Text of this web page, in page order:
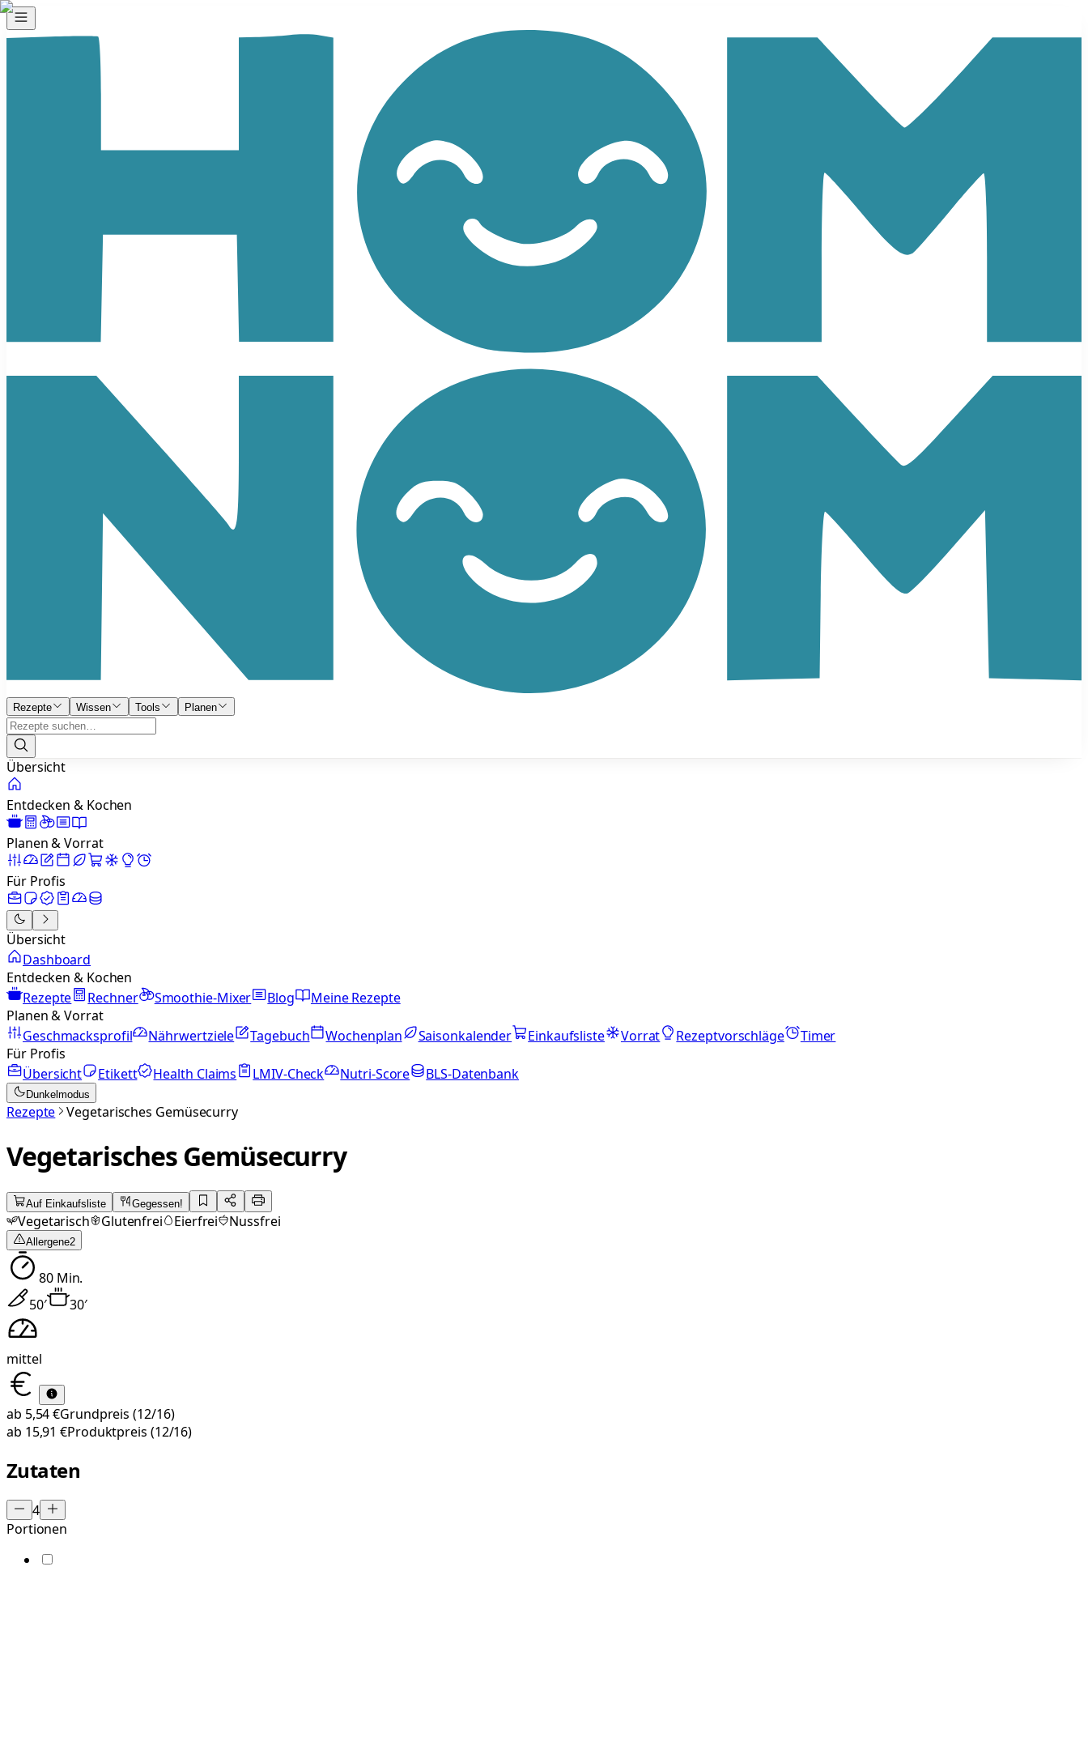
Rezepte Wissen Tools Planen
Übersicht
Entdecken & Kochen
Planen & Vorrat
Für Profis
Übersicht
Dashboard
Entdecken & Kochen
Rezepte
Rechner Smoothie-Mixer Blog
Meine Rezepte
Planen & Vorrat
Geschmacksprofil
Nährwertziele Tagebuch Wochenplan Saisonkalender Einkaufsliste Vorrat Rezeptvorschläge
Timer
Für Profis
Übersicht
Etikett Health Claims LMIV-Check Nutri-Score BLS-Datenbank
Dunkelmodus
Rezepte Vegetarisches Gemüsecurry
Vegetarisches Gemüsecurry
Auf Einkaufsliste Gegessen!
Vegetarisch Glutenfrei Eierfrei Nussfrei
Allergene2
80Min.
50′ 30′
mittel
ab 5,54 €Grundpreis (12/16)
ab 15,91 €Produktpreis (12/16)
Zutaten
4
Portionen